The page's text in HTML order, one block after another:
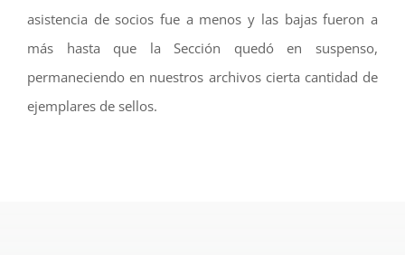
asistencia de socios fue a menos y las bajas fueron a
más hasta que la Sección quedó en suspenso,
permaneciendo en nuestros archivos cierta cantidad de
ejemplares de sellos.